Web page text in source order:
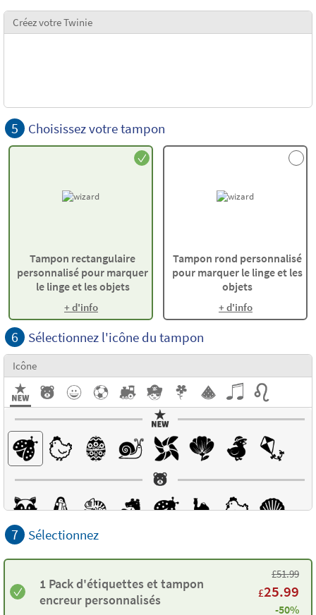
Créez votre Twinie
5 Choisissez votre tampon
Tampon rectangulaire
personnalisé pour marquer
le linge et les objets
+ d'info
Tampon rond personnalisé
pour marquer le linge et les
objets
+ d'info
6 Sélectionnez l'icône du tampon
Icône
7 Sélectionnez
1 Pack d'étiquettes et tampon
encreur personnalisés
£51.99
£25.99
-50%